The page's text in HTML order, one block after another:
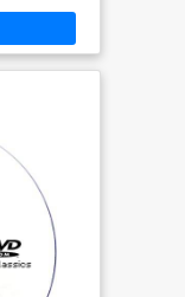
d'image,
retouche
retouche
l'album de
Windows
Vista,
objets
objets, outil
objets,
de photos